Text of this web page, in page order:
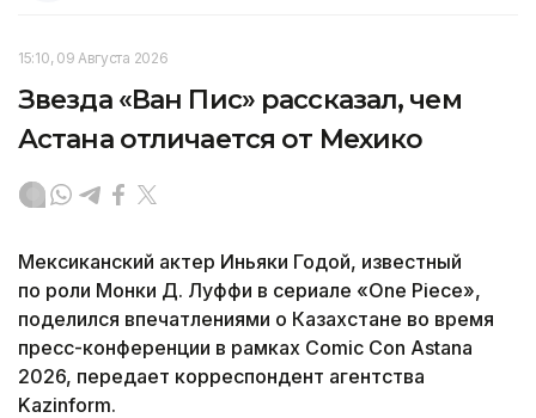
15:10, 09 Августа 2026
Звезда «Ван Пис» рассказал, чем
Астана отличается от Мехико
Мексиканский актер Иньяки Годой, известный
по роли Монки Д. Луффи в сериале «One Piece»,
поделился впечатлениями о Казахстане во время
пресс-конференции в рамках Comic Con Astana
2026, передает корреспондент агентства
Kazinform.